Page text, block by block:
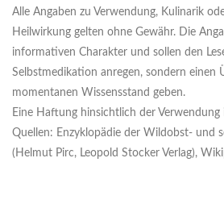
Alle Angaben zu Verwendung, Kulinarik
Heilwirkung gelten ohne Gewähr. Die
informativen Charakter und sollen den
Selbstmedikation anregen, sondern einen
momentanen Wissensstand geben.
Eine Haftung hinsichtlich der Verwendung
Quellen: Enzyklopädie der Wildobst- und
(Helmut Pirc, Leopold Stocker Verlag),